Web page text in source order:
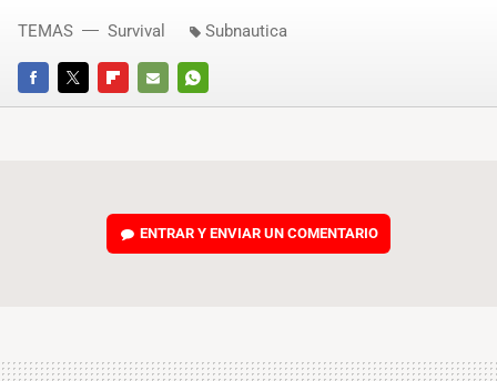
FACEBOOKTWITTERFLIPBOARD
E-
WHATSAPP
TEMAS Survival Subnautica
ENTRAR Y ENVIAR UN COMENTARIO